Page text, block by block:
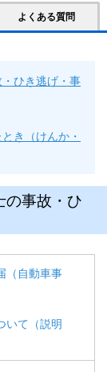
よくある質問
ひき逃げ・事
き（けんか・
の事故・ひ
（自動車事
いて（説明